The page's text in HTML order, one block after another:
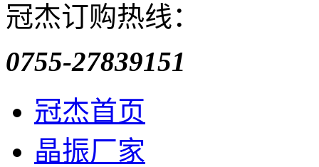
冠杰订购热线：
0755-27839151
冠杰首页
晶振厂家